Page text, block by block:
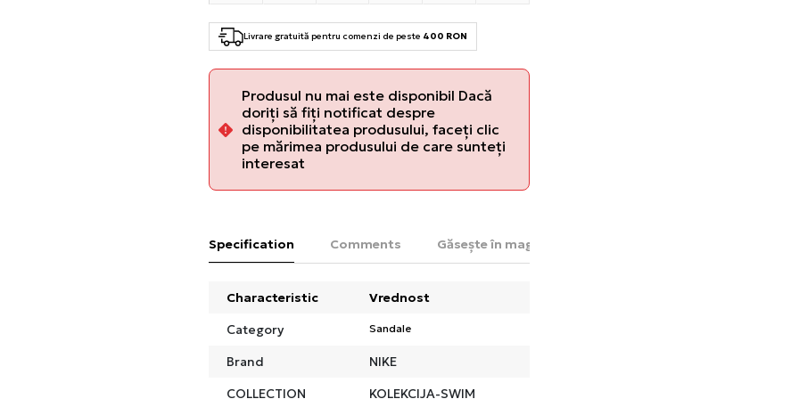
Livrare gratuită pentru comenzi de peste 400 RON
Produsul nu mai este disponibil Dacă
doriți să fiți notificat despre
disponibilitatea produsului, faceți clic
pe mărimea produsului de care sunteți
interesat
Specification Comments Găsește în magazin
Characteristic
Vrednost
Category
Sandale
Brand
NIKE
COLLECTION
KOLEKCIJA-SWIM